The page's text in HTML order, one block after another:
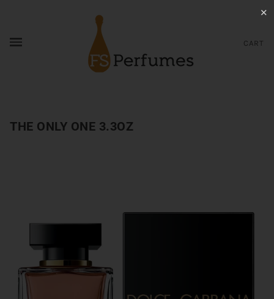
CART
THE ONLY ONE 3.3OZ
✕